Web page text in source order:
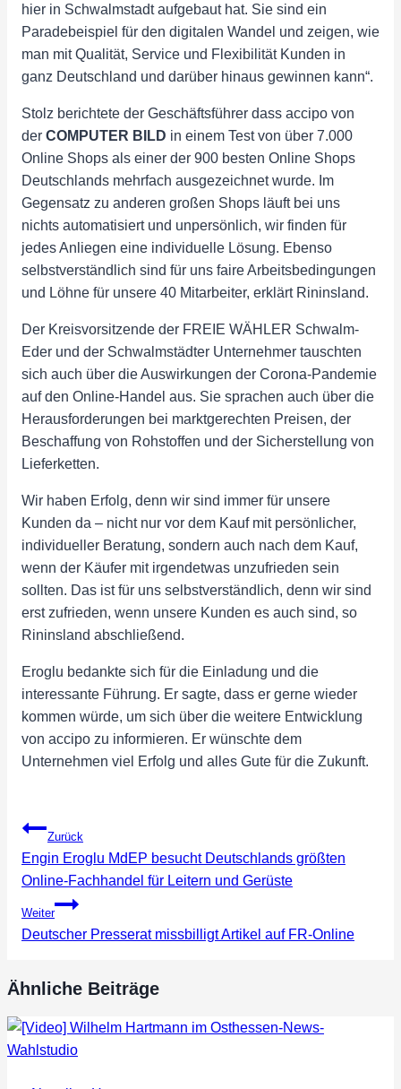
hier in Schwalmstadt aufgebaut hat. Sie sind ein
Paradebeispiel für den digitalen Wandel und zeigen, wie
man mit Qualität, Service und Flexibilität Kunden in
ganz Deutschland und darüber hinaus gewinnen kann“.
Stolz berichtete der Geschäftsführer dass accipo von
der COMPUTER BILD in einem Test von über 7.000
Online Shops als einer der 900 besten Online Shops
Deutschlands mehrfach ausgezeichnet wurde. Im
Gegensatz zu anderen großen Shops läuft bei uns
nichts automatisiert und unpersönlich, wir finden für
jedes Anliegen eine individuelle Lösung. Ebenso
selbstverständlich sind für uns faire Arbeitsbedingungen
und Löhne für unsere 40 Mitarbeiter, erklärt Rininsland.
Der Kreisvorsitzende der FREIE WÄHLER Schwalm-
Eder und der Schwalmstädter Unternehmer tauschten
sich auch über die Auswirkungen der Corona-Pandemie
auf den Online-Handel aus. Sie sprachen auch über die
Herausforderungen bei marktgerechten Preisen, der
Beschaffung von Rohstoffen und der Sicherstellung von
Lieferketten.
Wir haben Erfolg, denn wir sind immer für unsere
Kunden da – nicht nur vor dem Kauf mit persönlicher,
individueller Beratung, sondern auch nach dem Kauf,
wenn der Käufer mit irgendetwas unzufrieden sein
sollten. Das ist für uns selbstverständlich, denn wir sind
erst zufrieden, wenn unsere Kunden es auch sind, so
Rininsland abschließend.
Eroglu bedankte sich für die Einladung und die
interessante Führung. Er sagte, dass er gerne wieder
kommen würde, um sich über die weitere Entwicklung
von accipo zu informieren. Er wünschte dem
Unternehmen viel Erfolg und alles Gute für die Zukunft.
Beitragsnavigation
Zurück
Engin Eroglu MdEP besucht Deutschlands größten
Online-Fachhandel für Leitern und Gerüste
Weiter
Deutscher Presserat missbilligt Artikel auf FR-Online
Ähnliche Beiträge